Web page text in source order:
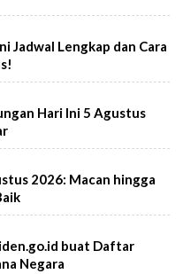
Jadwal Lengkap dan Cara
Hari Ini 5 Agustus
2026: Macan hingga
buat Daftar
Negara